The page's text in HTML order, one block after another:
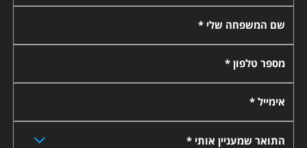
שם המשפחה שלי *
מספר טלפון *
אימייל *
התואר שמעניין אותי *